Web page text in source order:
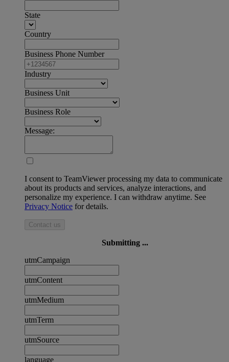
State
Country
Business Phone Number
Industry
Business Unit
Business Role
Message:
I consent to TeamViewer processing my data to communicate
about its products and services, analyze interactions, and
personalize my experience. I can withdraw anytime. See
Privacy Notice for details.
Contact us
Submitting ...
utmCampaign
utmContent
utmMedium
utmTerm
utmSource
language